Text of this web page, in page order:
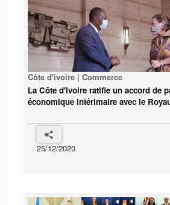
Côte d'ivoire | Commerce
La Côte d'Ivoire ratifie un accord de
économique intérimaire avec le
25/12/2020